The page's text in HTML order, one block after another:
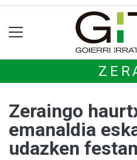
Zeraingo
emanaldia
udazken festan